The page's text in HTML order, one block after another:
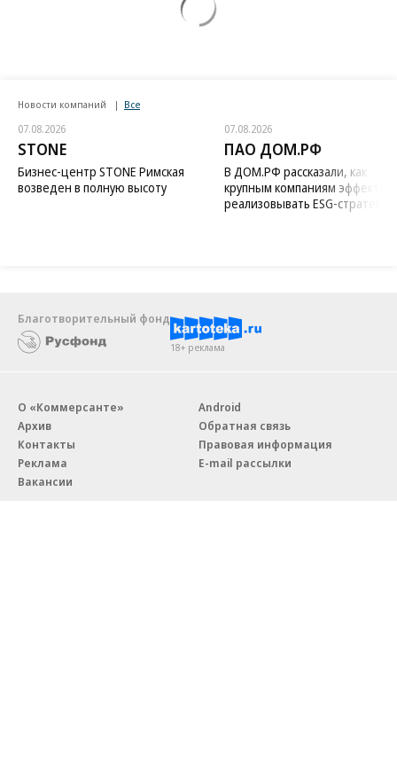
Новости компаний Все
07.08.2026
STONE
Бизнес-центр STONE Римская
возведен в полную высоту
07.08.2026
ПАО ДОМ.РФ
В ДОМ.РФ рассказали, как
крупным компаниям
реализовывать ESG-стратегию
Благотворительный фонд
18+ реклама
О «Коммерсанте»
Архив
Контакты
Реклама
Вакансии
Android
Обратная связь
Правовая информация
E-mail рассылки